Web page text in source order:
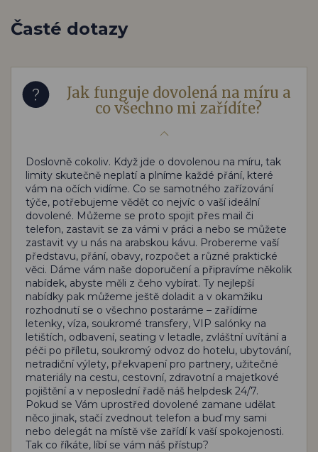
Časté dotazy
Jak funguje dovolená na míru a
co všechno mi zařídíte?
Doslovně cokoliv. Když jde o dovolenou na míru, tak
limity skutečně neplatí a plníme každé přání, které
vám na očích vidíme. Co se samotného zařízování
týče, potřebujeme vědět co nejvíc o vaší ideální
dovolené. Můžeme se proto spojit přes mail či
telefon, zastavit se za vámi v práci a nebo se můžete
zastavit vy u nás na arabskou kávu. Probereme vaší
představu, přání, obavy, rozpočet a různé praktické
věci. Dáme vám naše doporučení a připravíme několik
nabídek, abyste měli z čeho vybírat. Ty nejlepší
nabídky pak můžeme ještě doladit a v okamžiku
rozhodnutí se o všechno postaráme – zařídíme
letenky, víza, soukromé transfery, VIP salónky na
letištích, odbavení, seating v letadle, zvláštní uvítání a
péči po příletu, soukromý odvoz do hotelu, ubytování,
netradiční výlety, překvapení pro partnery, užitečné
materiály na cestu, cestovní, zdravotní a majetkové
pojištění a v neposlední řadě náš helpdesk 24/7.
Pokud se Vám uprostřed dovolené zamane udělat
něco jinak, stačí zvednout telefon a buď my sami
nebo delegát na místě vše zařídí k vaší spokojenosti.
Tak co říkáte, líbí se vám náš přístup?